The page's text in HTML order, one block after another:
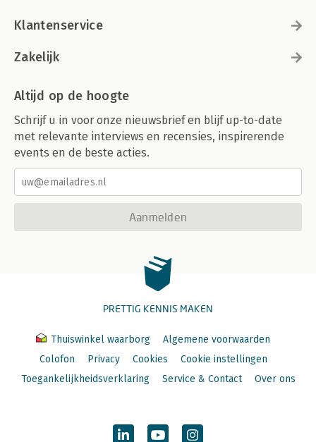
Klantenservice
Zakelijk
Altijd op de hoogte
Schrijf u in voor onze nieuwsbrief en blijf up-to-date
met relevante interviews en recensies, inspirerende
events en de beste acties.
Aanmelden
PRETTIG KENNIS MAKEN
Thuiswinkel waarborg
Algemene voorwaarden
Colofon
Privacy Cookies
Cookie instellingen
Toegankelijkheidsverklaring
Service & Contact Over ons